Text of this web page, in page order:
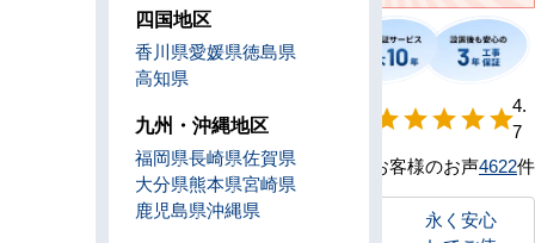
度
starstarstarstarstar
4.
7
お客様のお声4622件
永く安心
四国地区
香川県愛媛県徳島県
高知県
九州・沖縄地区
福岡県長崎県佐賀県
大分県熊本県宮崎県
鹿児島県沖縄県